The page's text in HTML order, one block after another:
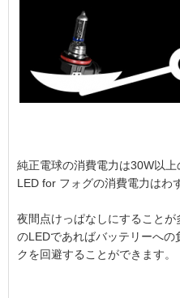
純正電球の消費電力は30W以
LED for フォグの消費電力はわ
夜間点けっぱなしにすること
のLEDであればバッテリーへ
クを回避することができます。